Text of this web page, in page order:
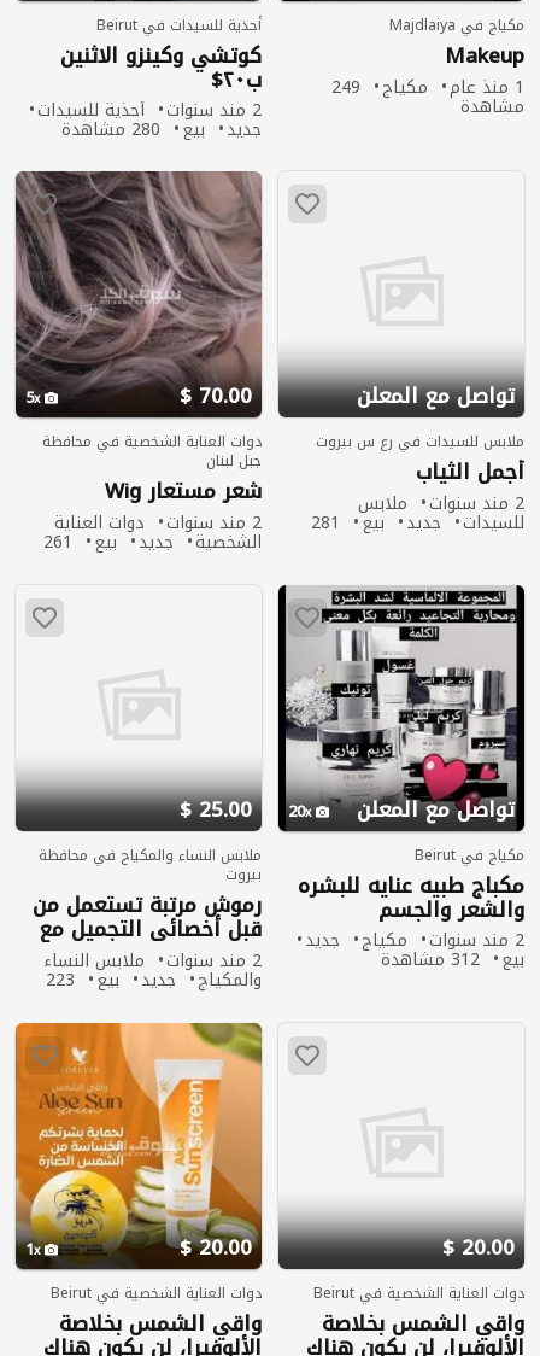
مكياج في Majdlaiya
Makeup
1 منذ عام مكياج 249
مشاهدة
أحذية للسيدات في Beirut
كوتشي وكينزو الاثنين
ب٢٠$
2 مند سنوات أحذية للسيدات
جديد بيع 280 مشاهدة
تواصل مع المعلن
ملابس للسيدات في رع س بيروت
أجمل الثياب
2 مند سنوات ملابس
للسيدات جديد بيع 281
70.00 $
5
دوات العناية الشخصية في محافظة
جبل لبنان
شعر مستعار Wig
2 مند سنوات دوات العناية
الشخصية جديد بيع 261
تواصل مع المعلن 20
مكياج في Beirut
مكباج طبيه عنايه للبشره
والشعر والجسم
2 مند سنوات مكياج جديد
بيع 312 مشاهدة
25.00 $
ملابس النساء والمكياج في محافظة
بيروت
رموش مرتبة تستعمل من
قبل أخصائي التجميل مع
لنسس للعيون متوفرة
بعدة الوان
2 مند سنوات ملابس النساء
والمكياج جديد بيع 223
مشاهدة
20.00 $
دوات العناية الشخصية في Beirut
واقي الشمس بخلاصة
الألوفيرا، لن يكون هناك
20.00 $
1
دوات العناية الشخصية في Beirut
واقي الشمس بخلاصة
الألوفيرا، لن يكون هناك